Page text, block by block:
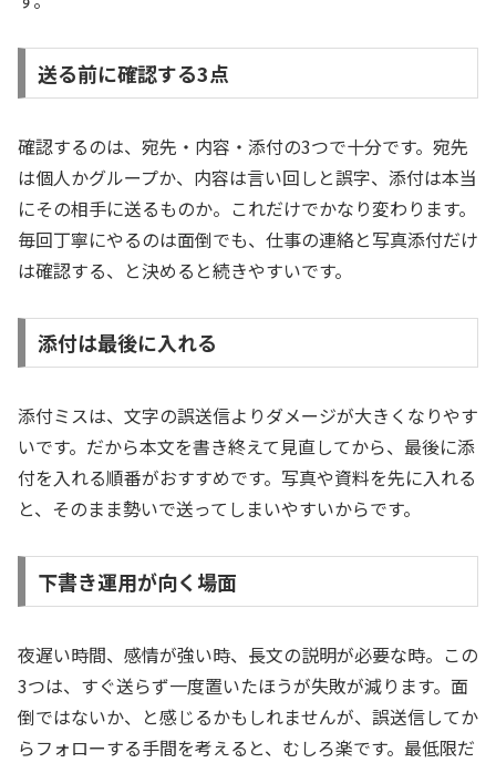
送る前に確認する3点
確認するのは、宛先・内容・添付の3つで十分です。宛先
は個人かグループか、内容は言い回しと誤字、添付は本当
にその相手に送るものか。これだけでかなり変わります。
毎回丁寧にやるのは面倒でも、仕事の連絡と写真添付だけ
は確認する、と決めると続きやすいです。
添付は最後に入れる
添付ミスは、文字の誤送信よりダメージが大きくなりやす
いです。だから本文を書き終えて見直してから、最後に添
付を入れる順番がおすすめです。写真や資料を先に入れる
と、そのまま勢いで送ってしまいやすいからです。
下書き運用が向く場面
夜遅い時間、感情が強い時、長文の説明が必要な時。この
3つは、すぐ送らず一度置いたほうが失敗が減ります。面
倒ではないか、と感じるかもしれませんが、誤送信してか
らフォローする手間を考えると、むしろ楽です。最低限だ